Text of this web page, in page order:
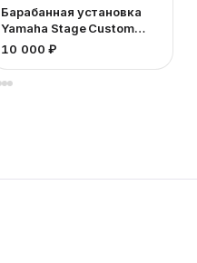
Барабанная установка
Yamaha Stage Custom
Bridge
10 000 ₽